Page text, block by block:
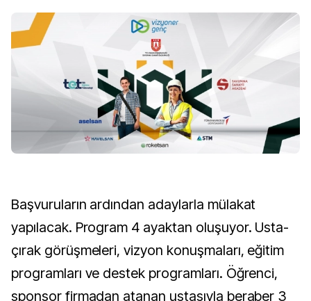
Başvuruların ardından adaylarla mülakat
yapılacak. Program 4 ayaktan oluşuyor. Usta-
çırak görüşmeleri, vizyon konuşmaları, eğitim
programları ve destek programları. Öğrenci,
sponsor firmadan atanan ustasıyla beraber 3